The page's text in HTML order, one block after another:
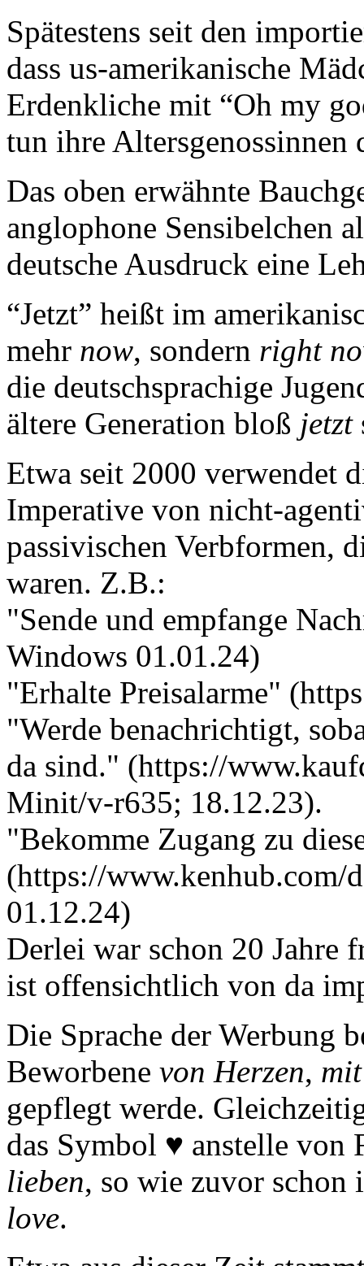
Spätestens seit den
dass us-amerikanische
Erdenkliche mit “Oh my
tun ihre Altersgenossinnen
Das oben erwähnte
anglophone Sensibelchen
deutsche Ausdruck eine
“Jetzt” heißt im
mehr now, sondern right
die deutschsprachige
ältere Generation bloß jetzt
Etwa seit 2000 verwendet
Imperative von nicht-
passivischen Verbformen,
waren. Z.B.:
"Sende und empfange
Windows 01.01.24)
"Erhalte Preisalarme"
"Werde benachrichtigt,
da sind." (https://
Minit/v-r635; 18.12.23).
"Bekomme Zugang zu
(https://www.kenhub.com/
01.12.24)
Derlei war schon 20 Jahre
ist offensichtlich von da
Die Sprache der Werbung
Beworbene von Herzen,
gepflegt werde.
das Symbol ♥ anstelle von
lieben, so wie zuvor schon
love.